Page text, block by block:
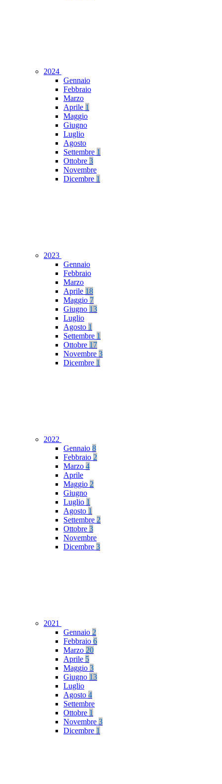
2024
Gennaio
Febbraio
Marzo
Aprile 1
Maggio
Giugno
Luglio
Agosto
Settembre 1
Ottobre 3
Novembre
Dicembre 1
2023
Gennaio
Febbraio
Marzo
Aprile 18
Maggio 7
Giugno 13
Luglio
Agosto 1
Settembre 1
Ottobre 17
Novembre 3
Dicembre 1
2022
Gennaio 8
Febbraio 2
Marzo 4
Aprile
Maggio 2
Giugno
Luglio 1
Agosto 1
Settembre 2
Ottobre 3
Novembre
Dicembre 3
2021
Gennaio 2
Febbraio 6
Marzo 20
Aprile 5
Maggio 3
Giugno 13
Luglio
Agosto 4
Settembre
Ottobre 1
Novembre 3
Dicembre 1